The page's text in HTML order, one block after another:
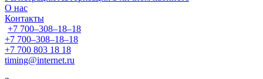
О нас
Контакты
+7 700‒308‒18‒18
+7 700‒308‒18‒18
+7 700 803 18 18
timing@internet.ru